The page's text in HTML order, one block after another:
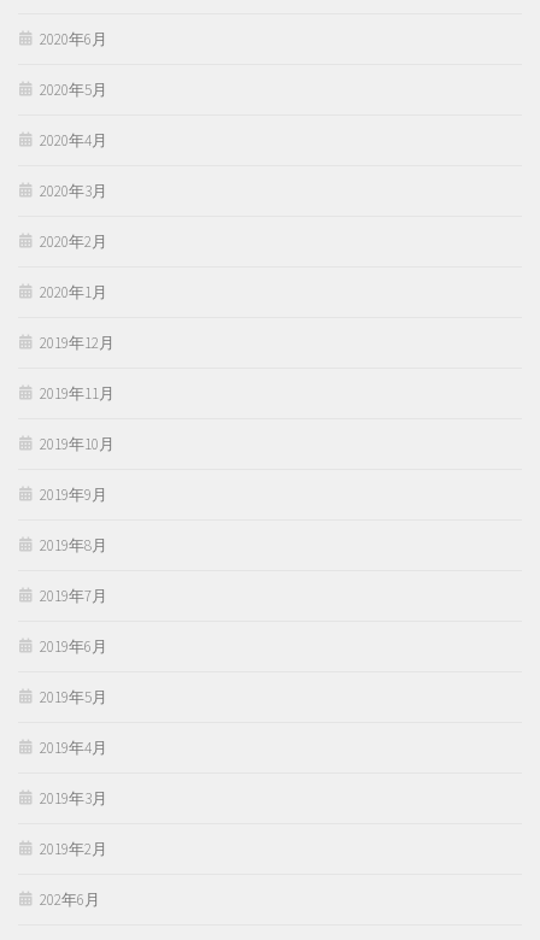
2020年6月
2020年5月
2020年4月
2020年3月
2020年2月
2020年1月
2019年12月
2019年11月
2019年10月
2019年9月
2019年8月
2019年7月
2019年6月
2019年5月
2019年4月
2019年3月
2019年2月
202年6月